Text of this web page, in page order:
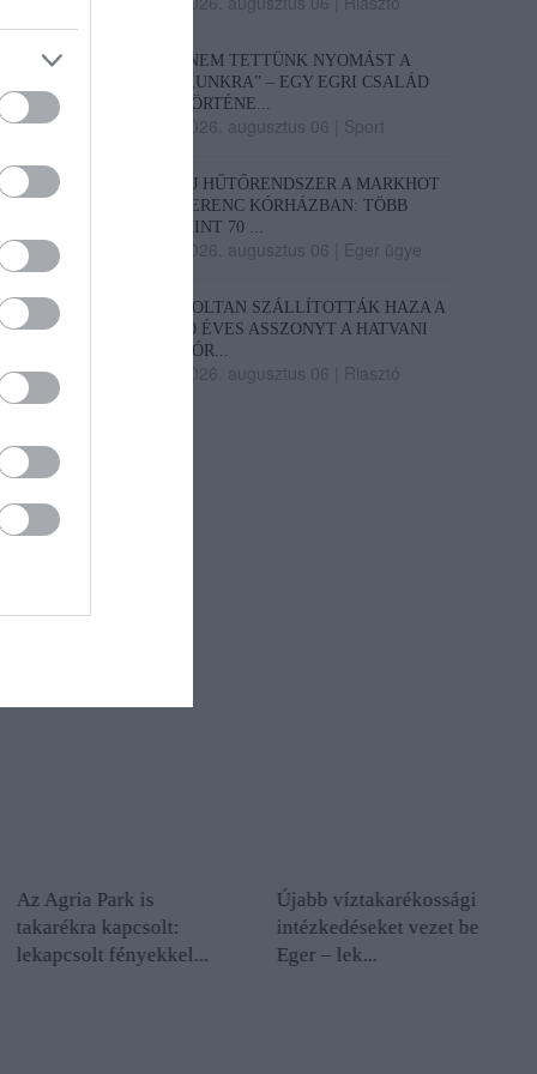
„NEM TETTÜNK NYOMÁST A
FIUNKRA” – EGY EGRI CSALÁD
TÖRTÉNE...
2026. augusztus 06 Sport
ÚJ HŰTŐRENDSZER A MARKHOT
FERENC KÓRHÁZBAN: TÖBB
MINT 70 ...
2026. augusztus 06 Eger ügye
HOLTAN SZÁLLÍTOTTÁK HAZA A
80 ÉVES ASSZONYT A HATVANI
KÓR...
2026. augusztus 06 Riasztó
Az Agria Park is
takarékra kapcsolt:
lekapcsolt fényekkel...
Újabb víztakarékossági
intézkedéseket vezet be
Eger – lek...